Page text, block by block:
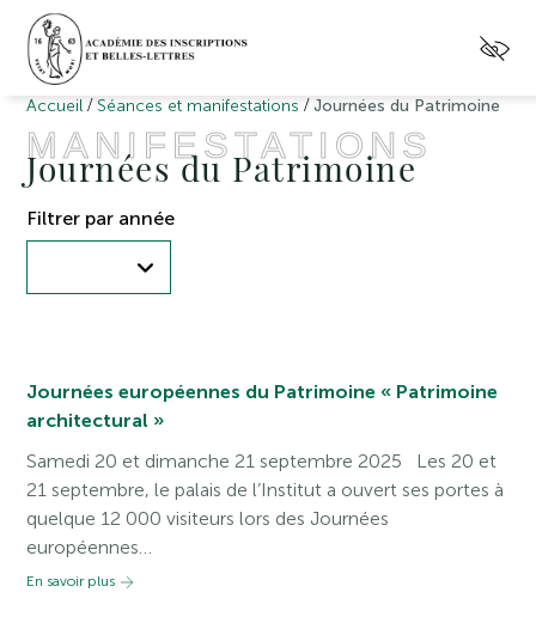
Accueil / Séances et manifestations /Journées du Patrimoine
MANIFESTATIONS
Journées du Patrimoine
Filtrer par année
Journées européennes du Patrimoine « Patrimoine
architectural »
Samedi 20 et dimanche 21 septembre 2025 Les 20 et
21 septembre, le palais de l’Institut a ouvert ses portes à
quelque 12 000 visiteurs lors des Journées
européennes…
En savoir plus